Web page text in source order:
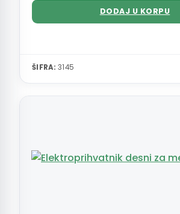
DODAJ U KORPU
ŠIFRA: 3145